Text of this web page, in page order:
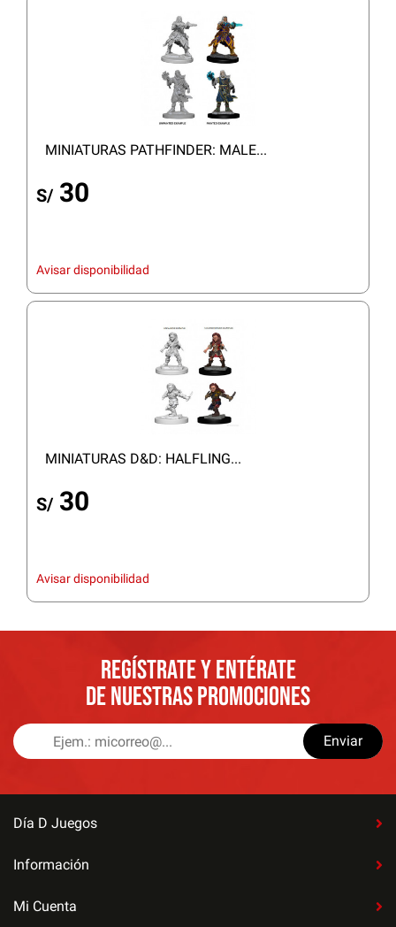
MINIATURAS PATHFINDER: MALE...
S/ 30
Avisar disponibilidad
MINIATURAS D&D: HALFLING...
S/ 30
Avisar disponibilidad
REGÍSTRATE Y ENTÉRATE
DE NUESTRAS PROMOCIONES
Enviar
Día D Juegos
Información
Mi Cuenta